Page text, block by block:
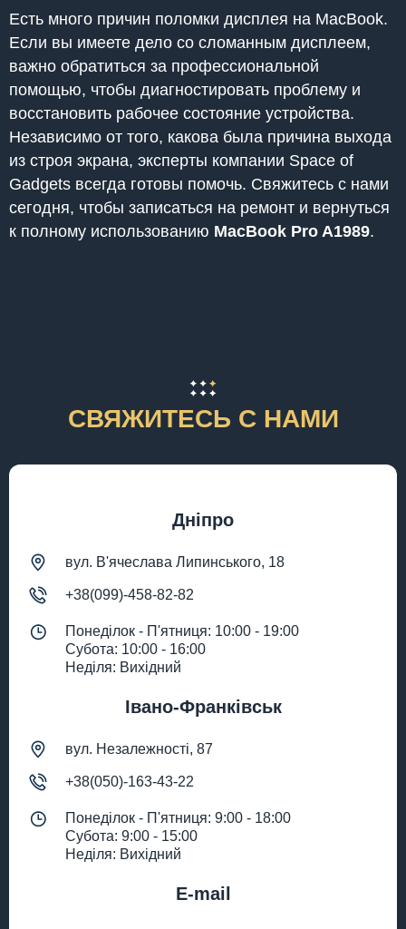
Есть много причин поломки дисплея на MacBook.
Если вы имеете дело со сломанным дисплеем,
важно обратиться за профессиональной
помощью, чтобы диагностировать проблему и
восстановить рабочее состояние устройства.
Независимо от того, какова была причина выхода
из строя экрана, эксперты компании Space of
Gadgets всегда готовы помочь. Свяжитесь с нами
сегодня, чтобы записаться на ремонт и вернуться
к полному использованию MacBook Pro A1989.
СВЯЖИТЕСЬ С НАМИ
Дніпро
вул. В'ячеслава Липинського, 18
+38(099)-458-82-82
Понеділок - П'ятниця: 10:00 - 19:00
Субота: 10:00 - 16:00
Неділя: Вихідний
Івано-Франківськ
вул. Незалежності, 87
+38(050)-163-43-22
Понеділок - П'ятниця: 9:00 - 18:00
Субота: 9:00 - 15:00
Неділя: Вихідний
E-mail